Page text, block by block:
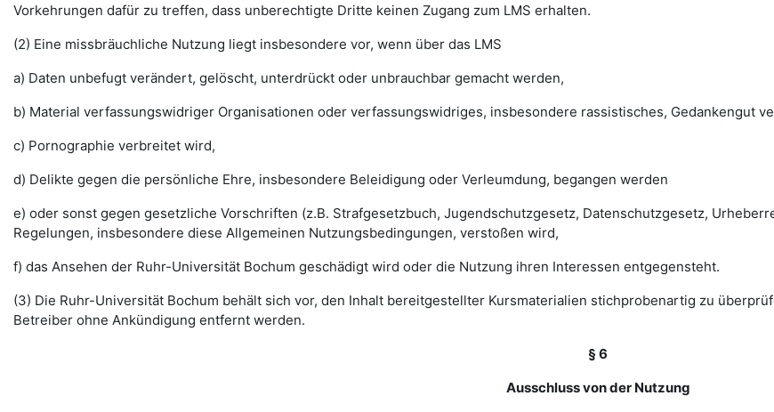
Vorkehrungen dafür zu treffen, dass unberechtigte Dritte keinen Zugang zum LMS erhalten.
(2) Eine missbräuchliche Nutzung liegt insbesondere vor, wenn über das LMS
a) Daten unbefugt verändert, gelöscht, unterdrückt oder unbrauchbar gemacht werden,
b) Material verfassungswidriger Organisationen oder verfassungswidriges, insbesondere rassistisches, Gedankengut
c) Pornographie verbreitet wird,
d) Delikte gegen die persönliche Ehre, insbesondere Beleidigung oder Verleumdung, begangen werden
e) oder sonst gegen gesetzliche Vorschriften (z.B. Strafgesetzbuch, Jugendschutzgesetz, Datenschutzgesetz,
Regelungen, insbesondere diese Allgemeinen Nutzungsbedingungen, verstoßen wird,
f) das Ansehen der Ruhr-Universität Bochum geschädigt wird oder die Nutzung ihren Interessen entgegensteht.
(3) Die Ruhr-Universität Bochum behält sich vor, den Inhalt bereitgestellter Kursmaterialien stichprobenartig zu
Betreiber ohne Ankündigung entfernt werden.
§ 6
Ausschluss von der Nutzung